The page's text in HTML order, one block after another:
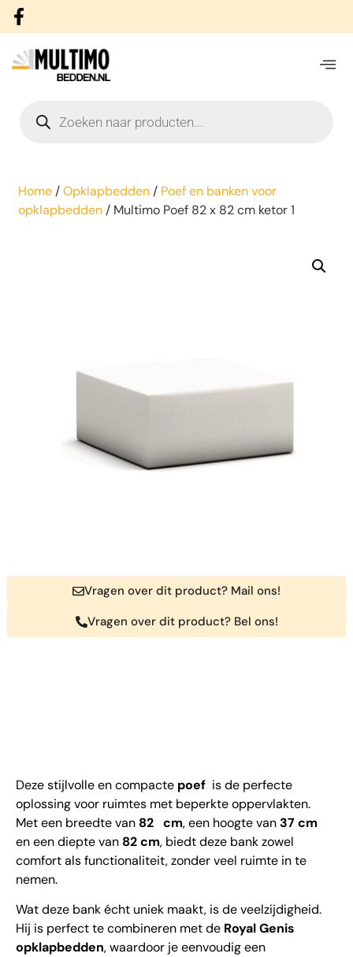
Home/Opklapbedden/ Poef en banken voor
opklapbedden/ Multimo Poef 82 x 82 cm ketor 1
Vragen over dit product? Mail ons!
Vragen over dit product? Bel ons!
Deze stijlvolle en compacte poef is de perfecte
oplossing voor ruimtes met beperkte oppervlakten.
Met een breedte van 82 cm, een hoogte van37 cm
en een diepte van 82 cm, biedt deze bank zowel
comfort als functionaliteit, zonder veel ruimte in te
nemen.
Wat deze bank écht uniek maakt, is de veelzijdigheid.
Hij is perfect te combineren met de Royal Genis
opklapbedden, waardoor je eenvoudig een